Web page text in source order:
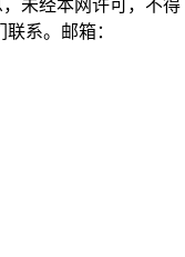
未经本网许可，不得
系。邮箱：